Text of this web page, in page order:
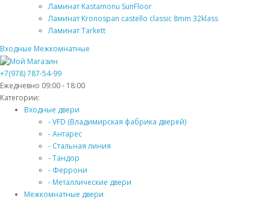
Ламинат Kastamonu SunFloor
Ламинат Kronospan castello classic 8mm 32klass
Ламинат Tarkett
Входные Межкомнатные
+7(978) 787-54-99
Ежедневно 09:00 - 18:00
Категории:
Входные двери
- VFD (Владимирская фабрика дверей)
- Антарес
- Стальная линия
- Тандор
- Феррони
- Металлические двери
Межкомнатные двери